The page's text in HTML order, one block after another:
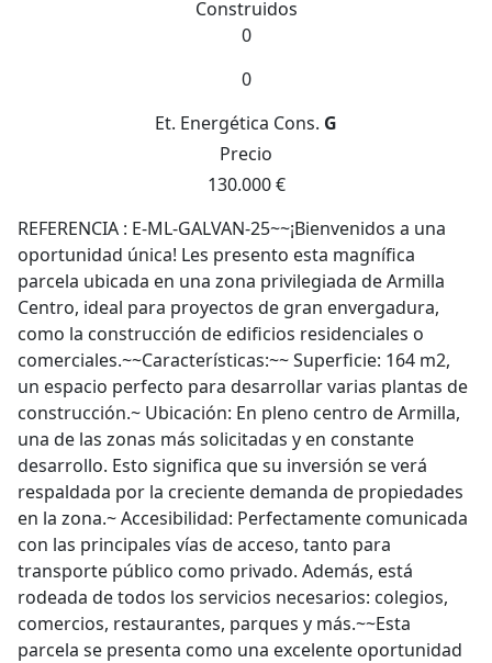
Construidos
0
0
Et. Energética Cons. G
Precio
130.000 €
REFERENCIA : E-ML-GALVAN-25~~¡Bienvenidos a una
oportunidad única! Les presento esta magnífica
parcela ubicada en una zona privilegiada de Armilla
Centro, ideal para proyectos de gran envergadura,
como la construcción de edificios residenciales o
comerciales.~~Características:~~ Superficie: 164 m2,
un espacio perfecto para desarrollar varias plantas de
construcción.~ Ubicación: En pleno centro de Armilla,
una de las zonas más solicitadas y en constante
desarrollo. Esto significa que su inversión se verá
respaldada por la creciente demanda de propiedades
en la zona.~ Accesibilidad: Perfectamente comunicada
con las principales vías de acceso, tanto para
transporte público como privado. Además, está
rodeada de todos los servicios necesarios: colegios,
comercios, restaurantes, parques y más.~~Esta
parcela se presenta como una excelente oportunidad